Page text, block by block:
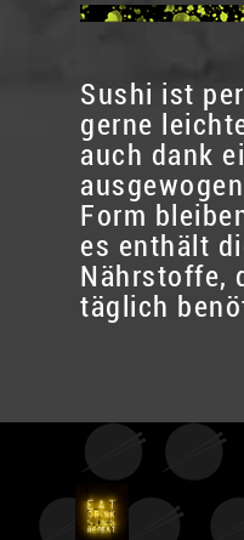
Sushi ist
gerne
auch dank
Form
es enthält
Nährstoffe,
täglich